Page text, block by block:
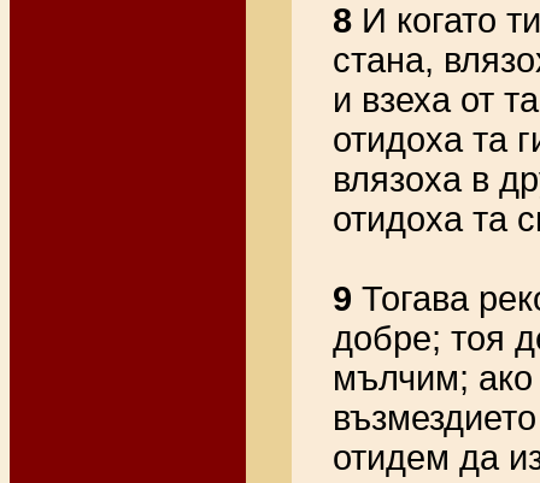
8 И когато
стана,
и взеха от
отидоха та
влязоха в
отидоха та
9 Тогава
добре; тоя
мълчим;
отидем да